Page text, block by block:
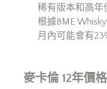
稀有版本和高年
根據BME
月內可能會有
麥卡倫 12年價